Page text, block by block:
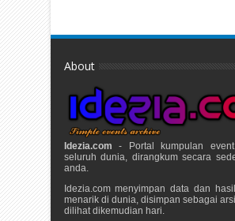
About
Idezia.com - Portal kumpulan
seluruh dunia, dirangkum secara
anda.
Idezia.com menyimpan data dan
menarik di dunia, disimpan sebagai
dilihat dikemudian hari.